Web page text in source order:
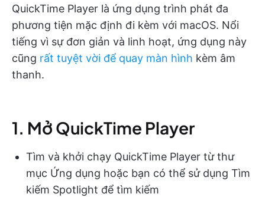
QuickTime Player là ứng dụng trình phát đa
phương tiện mặc định đi kèm với macOS. Nổi
tiếng vì sự đơn giản và linh hoạt, ứng dụng này
cũng rất tuyệt vời để quay màn hình kèm âm
thanh.
1. Mở QuickTime Player
Tìm và khởi chạy QuickTime Player từ thư
mục Ứng dụng hoặc bạn có thể sử dụng Tìm
kiếm Spotlight để tìm kiếm